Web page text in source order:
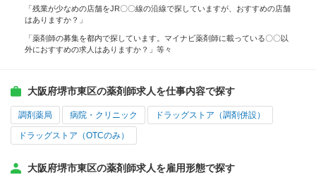
「残業が少なめの店舗をJR〇〇線の沿線で探していますが、おすすめの店舗
はありますか？」
「薬剤師の募集を都内で探しています。マイナビ薬剤師に載っている〇〇以
外におすすめの求人はありますか？」等々
大阪府堺市東区の薬剤師求人を仕事内容で探す
調剤薬局 病院・クリニック ドラッグストア（調剤併設）
ドラッグストア（OTCのみ）
大阪府堺市東区の薬剤師求人を雇用形態で探す